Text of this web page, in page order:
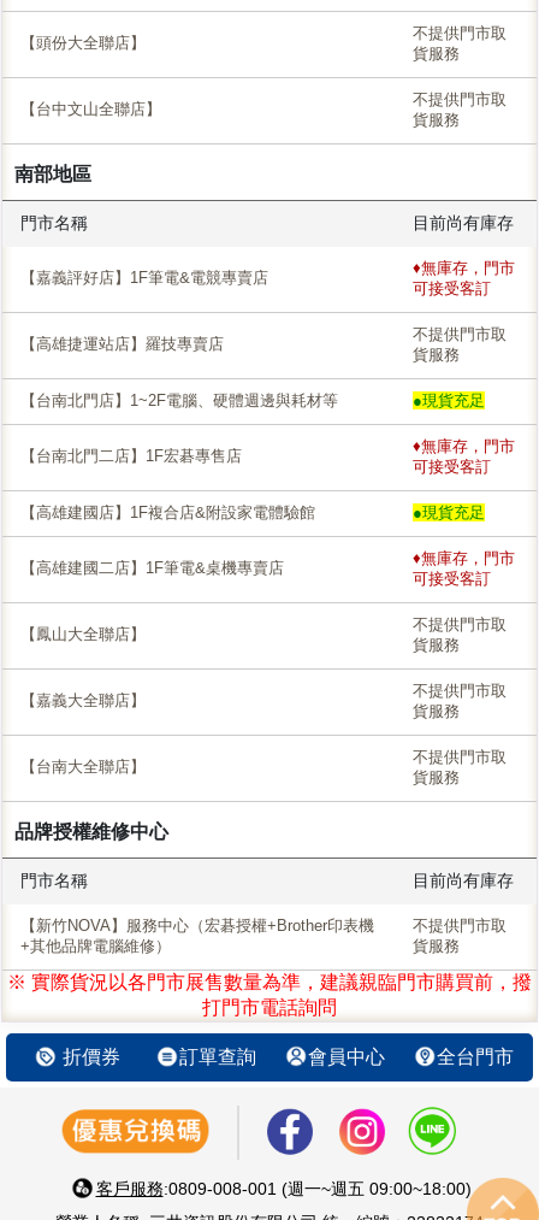
【頭份大全聯店】
不提供門市取
貨服務
【台中文山全聯店】
不提供門市取
貨服務
南部地區
門市名稱 目前尚有庫存
【嘉義評好店】1F筆電&電競專賣店
♦無庫存，門市
可接受客訂
【高雄捷運站店】羅技專賣店
不提供門市取
貨服務
【台南北門店】1~2F電腦、硬體週邊與耗材等 ●現貨充足
【台南北門二店】1F宏碁專售店
♦無庫存，門市
可接受客訂
【高雄建國店】1F複合店&附設家電體驗館 ●現貨充足
【高雄建國二店】1F筆電&桌機專賣店
♦無庫存，門市
可接受客訂
【鳳山大全聯店】
不提供門市取
貨服務
【嘉義大全聯店】
不提供門市取
貨服務
【台南大全聯店】
不提供門市取
貨服務
品牌授權維修中心
門市名稱 目前尚有庫存
【新竹NOVA】服務中心（宏碁授權+Brother印表機
+其他品牌電腦維修）
不提供門市取
貨服務
※ 實際貨況以各門市展售數量為準，建議親臨門市購買前，撥
打門市電話詢問
折價券 訂單查詢 會員中心 全台門市
客戶服務:0809-008-001 (週一~週五 09:00~18:00)